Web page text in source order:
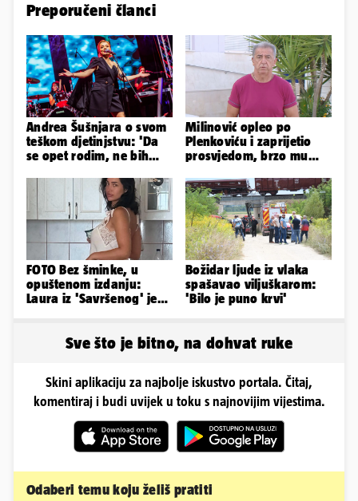
Preporučeni članci
Andrea Šušnjara o svom
teškom djetinjstvu: 'Da
se opet rodim, ne bih
Milinović opleo po
Plenkoviću i zaprijetio
prosvjedom, brzo mu
Gospića
FOTO Bez šminke, u
opuštenom izdanju:
Laura iz 'Savršenog' je
Božidar ljude iz vlaka
spašavao viljuškarom:
'Bilo je puno krvi'
Sve što je bitno, na dohvat ruke
Skini aplikaciju za najbolje iskustvo portala. Čitaj,
komentiraj i budi uvijek u toku s najnovijim vijestima.
Odaberi temu koju želiš pratiti